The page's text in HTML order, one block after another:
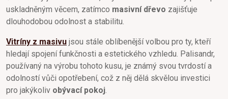
uskladněným věcem, zatímco masivní dřevo zajišťuje
dlouhodobou odolnost a stabilitu.
Vitríny z masivu jsou stále oblíbenější volbou pro ty, kteří
hledají spojení funkčnosti a estetického vzhledu. Palisandr,
používaný na výrobu tohoto kusu, je známý svou tvrdostí a
odolností vůči opotřebení, což z něj dělá skvělou investici
pro jakýkoliv obývací pokoj